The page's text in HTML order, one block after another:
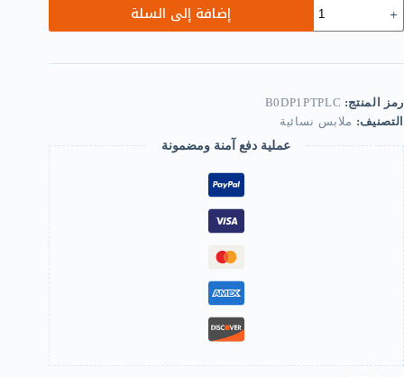
B0DP1PTPLC-
Women
Rainbow
Multicolor
Striped
Tights
Stockings
Full
Length
Pantyhose
for
Christmas
Halloween
Cosplay
Traffic
striped
pant
(Rainbow)
إضافة إلى السلة
رمز المنتج: B0DP1PTPLC
التصنيف: ملابس نسائية
عملية دفع آمنة ومضمونة